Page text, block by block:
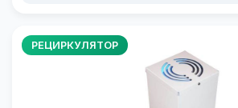
РЕЦИРКУЛЯТОР